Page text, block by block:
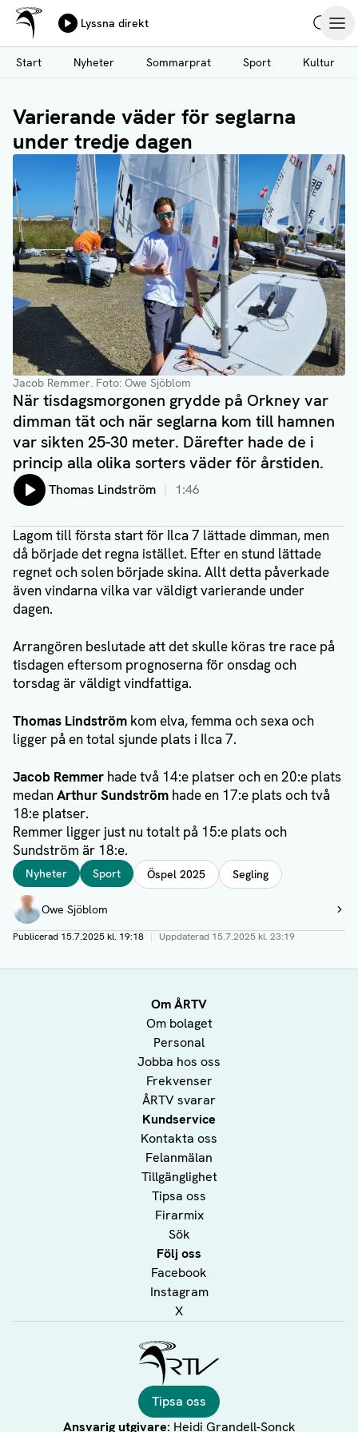
Hoppa
till
huvudinnehåll
Ålands Radio & TV
Lyssna direkt
Start
Nyheter Sommarprat Sport Kultur
Varierande väder för seglarna
under tredje dagen
Jacob Remmer. Foto: Owe Sjöblom
När tisdagsmorgonen grydde på Orkney var
dimman tät och när seglarna kom till hamnen
var sikten 25-30 meter. Därefter hade de i
princip alla olika sorters väder för årstiden.
Lyssna på:
Thomas Lindström 1:46
Lagom till första start för Ilca 7 lättade dimman, men
då började det regna istället. Efter en stund lättade
regnet och solen började skina. Allt detta påverkade
även vindarna vilka var väldigt varierande under
dagen.
Arrangören beslutade att det skulle köras tre race på
tisdagen eftersom prognoserna för onsdag och
torsdag är väldigt vindfattiga.
Thomas Lindström kom elva, femma och sexa och
ligger på en total sjunde plats i Ilca 7.
Jacob Remmer hade två 14:e platser och en 20:e plats
medanArthur Sundström hade en 17:e plats och två
18:e platser.
Remmer ligger just nu totalt på 15:e plats och
Sundström är 18:e.
Taggar
Nyheter Sport Öspel 2025 Segling
Författare
Owe Sjöblom
Visa profil
Publicerad 15.7.2025 kl. 19:18 | Uppdaterad 15.7.2025 kl. 23:19
Om ÅRTV
Om bolaget
Personal
Jobba hos oss
Frekvenser
ÅRTV svarar
Kundservice
Kontakta oss
Felanmälan
Tillgänglighet
Tipsa oss
Firarmix
Sök
Följ oss
Facebook
Instagram
X
Tipsa oss
Ansvarig utgivare: Heidi Grandell-Sonck